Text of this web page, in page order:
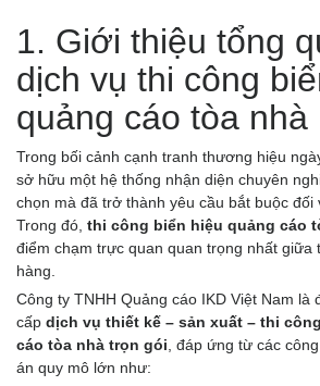
1. Giới thiệu tổng
dịch vụ thi công
quảng cáo tòa nhà
Trong bối cảnh cạnh tranh thương hiệu
sở hữu một hệ thống nhận diện chuyên
chọn mà đã trở thành yêu cầu bắt buộc đối
Trong đó, thi công biển hiệu quảng cáo
điểm chạm trực quan quan trọng nhất giữa
hàng.
Công ty TNHH Quảng cáo IKD Việt Nam là
cấp dịch vụ thiết kế – sản xuất – thi
cáo tòa nhà trọn gói , đáp ứng từ các
án quy mô lớn như: